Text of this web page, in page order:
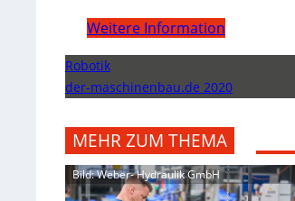
Weitere Information
Robotik
der-maschinenbau.de 2020
MEHR ZUM THEMA
Bild: Weber- Hydraulik GmbH